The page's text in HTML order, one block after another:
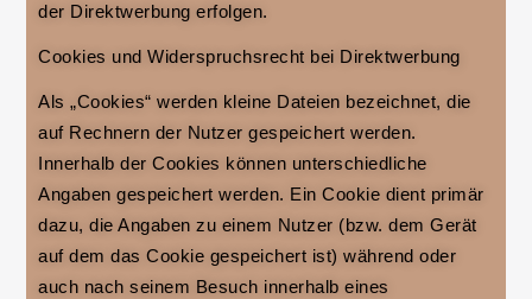
der Direktwerbung erfolgen.
Cookies und Widerspruchsrecht bei Direktwerbung
Als „Cookies“ werden kleine Dateien bezeichnet, die
auf Rechnern der Nutzer gespeichert werden.
Innerhalb der Cookies können unterschiedliche
Angaben gespeichert werden. Ein Cookie dient primär
dazu, die Angaben zu einem Nutzer (bzw. dem Gerät
auf dem das Cookie gespeichert ist) während oder
auch nach seinem Besuch innerhalb eines